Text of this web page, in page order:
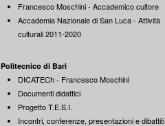
Francesco Moschini - Accademico cultore
Accademia Nazionale di San Luca - Attività
culturali 2011-2020
Politecnico di Bari
DICATECh - Francesco Moschini
Documenti didattici
Progetto T.E.S.I.
Incontri, conferenze, presentazioni e dibattiti